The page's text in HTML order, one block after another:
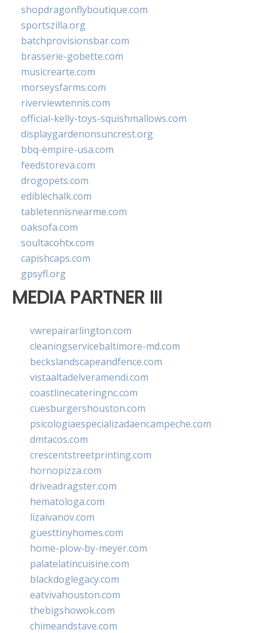
shopdragonflyboutique.com
sportszilla.org
batchprovisionsbar.com
brasserie-gobette.com
musicrearte.com
morseysfarms.com
riverviewtennis.com
official-kelly-toys-squishmallows.com
displaygardenonsuncrest.org
bbq-empire-usa.com
feedstoreva.com
drogopets.com
ediblechalk.com
tabletennisnearme.com
oaksofa.com
soultacohtx.com
capishcaps.com
gpsyfl.org
MEDIA PARTNER III
vwrepairarlington.com
cleaningservicebaltimore-md.com
beckslandscapeandfence.com
vistaaltadelveramendi.com
coastlinecateringnc.com
cuesburgershouston.com
psicologiaespecializadaencampeche.com
dmtacos.com
crescentstreetprinting.com
hornopizza.com
driveadragster.com
hematologa.com
lizaivanov.com
guesttinyhomes.com
home-plow-by-meyer.com
palatelatincuisine.com
blackdoglegacy.com
eatvivahouston.com
thebigshowok.com
chimeandstave.com